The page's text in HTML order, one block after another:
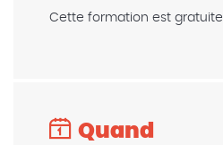
Cette formation est gratuite
Quand